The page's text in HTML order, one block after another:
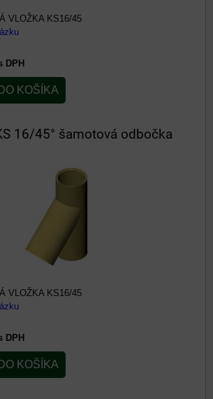
VLOŽKA KS16/45
DPH
KOŠÍKA
16/45° šamotová odbočka
VLOŽKA KS16/45
DPH
KOŠÍKA